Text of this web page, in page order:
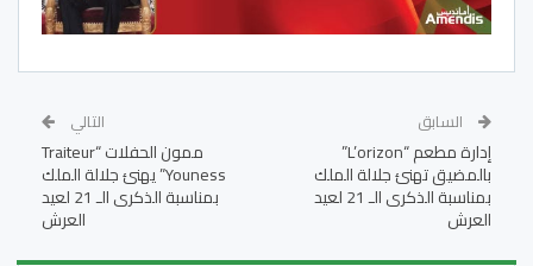
السابق
إدارة مطعم “L’orizon”
بالمضيق تهنئ جلالة الملك
بمناسبة الذكرى الـ 21 لعيد
العرش
التالي
ممون الحفلات “Traiteur
Youness” يهنئ جلالة الملك
بمناسبة الذكرى الـ 21 لعيد
العرش